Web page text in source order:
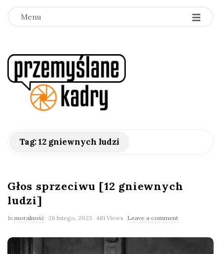
Menu
p
y
ś
l
Tag:12 gniewnych ludzi
Głos sprzeciwu [12 gniewnych
ludzi]
In moralność 26 lutego, 2023 481 Views Leave a comment